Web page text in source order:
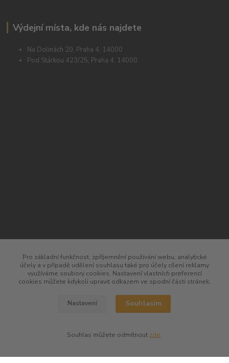
Výdejní místa, kde nás najdete
Na Dolinách 20, Praha 4, 14000
Pod Stárkou 423/25, Praha 4, 14000
kontakty
+420 775 67 12 01
petr.bejblik@spolecenska-vina.cz
Pro základní funkčnost, zpříjemnění používání webu, analytické
účely a v případě udělení souhlasu také pro účely cílení reklamy
využíváme soubory cookies. Nastavení vlastních preferencí
cookies můžete kdykoli upravit odkazem ve spodní části stránek.
Nastavení Souhlasím
Souhlas můžete odmítnout zde.